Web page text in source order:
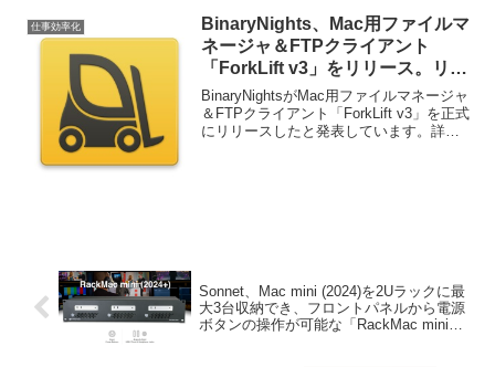
ます。詳細は以下から。
仕事効率化
BinaryNights、Mac用ファイルマ
ネージャ＆FTPクライアント
「ForkLift v3」をリリース。リリ
ース記念セールも開催中。
BinaryNightsがMac用ファイルマネージャ
＆FTPクライアント「ForkLift v3」を正式
にリリースしたと発表しています。詳細
Sonnet、Mac mini (2024)を2Uラックに最
大3台収納でき、フロントパネルから電源
ボタンの操作が可能な「RackMac mini